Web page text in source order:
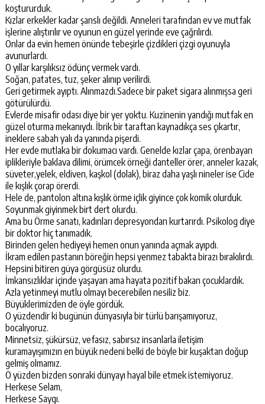
koştururduk.
Kızlar erkekler kadar şanslı değildi. Anneleri tarafından ev ve mutfak
işlerine alıştırılır ve oyunun en güzel yerinde eve çağrılırdı.
Onlar da evin hemen önünde tebeşirle çizdikleri çizgi oyunuyla
avunurlardı.
O yıllar karşılıksız ödünç vermek vardı.
Soğan, patates, tuz, şeker alınıp verilirdi.
Geri getirmek ayıptı. Alınmazdı.Sadece bir paket sigara alınmışsa geri
götürülürdü.
Evlerde misafir odası diye bir yer yoktu. Kuzinenin yandığı mutfak en
güzel oturma mekanıydı. İbrik bir taraftan kaynadıkça ses çıkartır,
ineklere sabah yalı da yanında pişerdi.
Her evde mutlaka bir dokumacı vardı. Genelde kızlar çapa, örenbayan
iplikleriyle baklava dilimi, örümcek örneği danteller örer, anneler kazak,
süveter,yelek, eldiven, kaşkol (dolak), biraz daha yaşlı nineler ise Cide
ile kışlık çorap örerdi.
Hele de, pantolon altına kışlık örme içlik giyince çok komik olurduk.
Soyunmak giyinmek birt dert olurdu.
Ama bu Örme sanatı, kadınları depresyondan kurtarırdı. Psikolog diye
bir doktor hiç tanımadık.
Birinden gelen hediyeyi hemen onun yanında açmak ayıpdı.
İkram edilen pastanın böreğin hepsi yenmez tabakta birazı bırakılırdı.
Hepsini bitiren güya görgüsüz olurdu.
İmkansızlıklar içinde yaşayan ama hayata pozitif bakan çocuklardık.
Azla yetinmeyi mutlu olmayı becerebilen nesiliz biz.
Büyüklerimizden de öyle gördük.
O yüzdendir ki bugünün dünyasıyla bir türlü barışamıyoruz,
bocalıyoruz.
Minnetsiz, şükürsüz, vefasız, sabırsız insanlarla iletişim
kuramayışımızın en büyük nedeni belki de böyle bir kuşaktan doğup
gelmiş olmamız.
O yüzden bizden sonraki dünyayı hayal bile etmek istemiyoruz.
Herkese Selam,
Herkese Saygı.